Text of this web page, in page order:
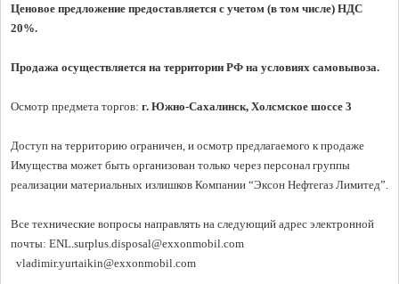
Ценовое предложение предоставляется с учетом (в том числе) НДС
20%.
Продажа осуществляется на территории РФ на условиях самовывоза.
Осмотр предмета торгов: г. Южно-Сахалинск, Холсмское шоссе 3
Доступ на территорию ограничен, и осмотр предлагаемого к продаже
Имущества может быть организован только через персонал группы
реализации материальных излишков Компании “Эксон Нефтегаз Лимитед”.
Все технические вопросы направлять на следующий адрес электронной
почты: ENL.surplus.disposal@exxonmobil.com
vladimir.yurtaikin@exxonmobil.com